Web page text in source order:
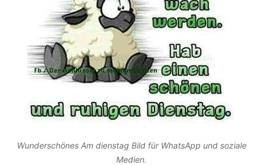
Wunderschönes Am dienstag Bild für WhatsApp und soziale
Medien.